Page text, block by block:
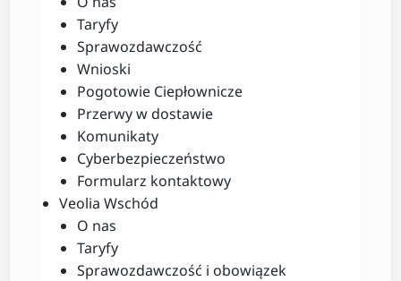
Taryfy
Sprawozdawczość
Wnioski
Pogotowie Ciepłownicze
Przerwy w dostawie
Komunikaty
Cyberbezpieczeństwo
Formularz kontaktowy
Veolia Wschód
O nas
Taryfy
Sprawozdawczość i obowiązek